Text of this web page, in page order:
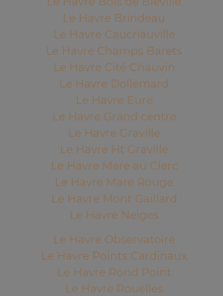
Le Havre Brindeau
Le Havre Caucriauville
Le Havre Champs Barets
Le Havre Cité Chauvin
Le Havre Dollemard
Le Havre Eure
Le Havre Grand centre
Le Havre Graville
Le Havre Ht Graville
Le Havre Mare au Clerc
Le Havre Mare Rouge
Le Havre Mont Gaillard
Le Havre Neiges
Le Havre Observatoire
Le Havre Points Cardinaux
Le Havre Rond Point
Le Havre Rouelles